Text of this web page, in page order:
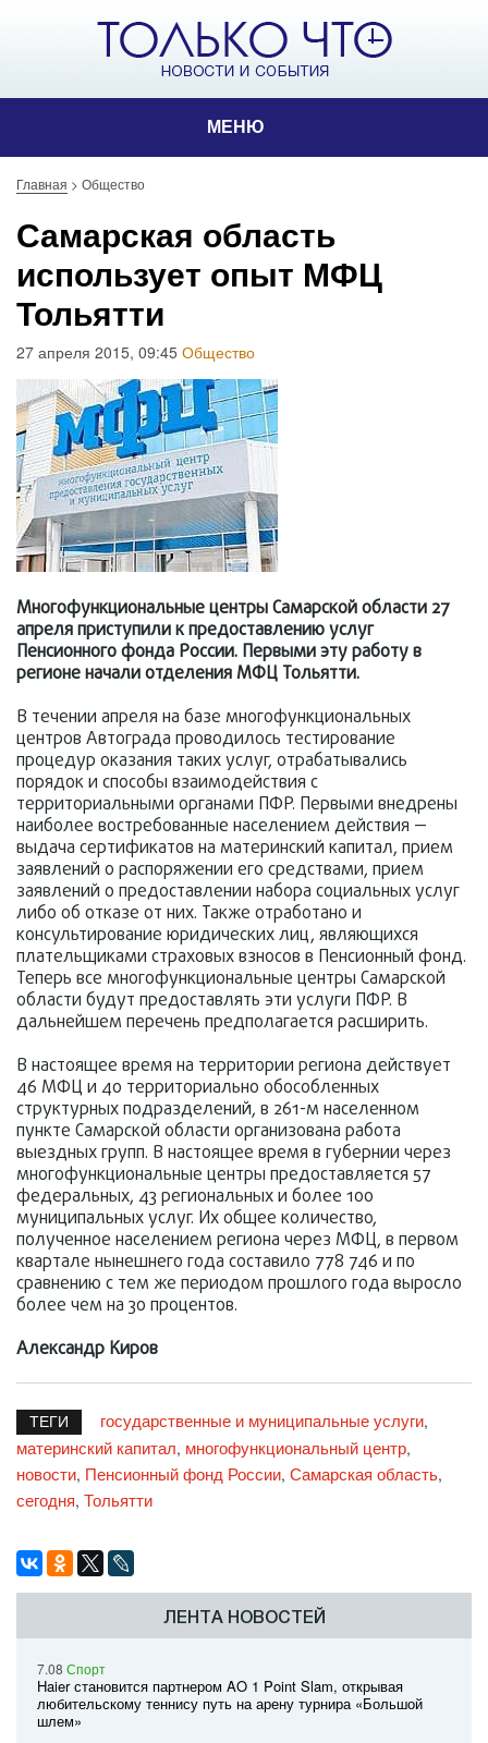
МЕНЮ
Главная > Общество
Самарская область
использует опыт МФЦ
Тольятти
27 апреля 2015, 09:45 Общество
Многофункциональные центры Самарской области 27
апреля приступили к предоставлению услуг
Пенсионного фонда России. Первыми эту работу в
регионе начали отделения МФЦ Тольятти.
В течении апреля на базе многофункциональных
центров Автограда проводилось тестирование
процедур оказания таких услуг, отрабатывались
порядок и способы взаимодействия с
территориальными органами ПФР. Первыми внедрены
наиболее востребованные населением действия —
выдача сертификатов на материнский капитал, прием
заявлений о распоряжении его средствами, прием
заявлений о предоставлении набора социальных услуг
либо об отказе от них. Также отработано и
консультирование юридических лиц, являющихся
плательщиками страховых взносов в Пенсионный фонд.
Теперь все многофункциональные центры Самарской
области будут предоставлять эти услуги ПФР. В
дальнейшем перечень предполагается расширить.
В настоящее время на территории региона действует
46 МФЦ и 40 территориально обособленных
структурных подразделений, в 261-м населенном
пункте Самарской области организована работа
выездных групп. В настоящее время в губернии через
многофункциональные центры предоставляется 57
федеральных, 43 региональных и более 100
муниципальных услуг. Их общее количество,
полученное населением региона через МФЦ, в первом
квартале нынешнего года составило 778 746 и по
сравнению с тем же периодом прошлого года выросло
более чем на 30 процентов.
Александр Киров
ТЕГИ государственные и муниципальные услуги,
материнский капитал, многофункциональный центр,
новости, Пенсионный фонд России, Самарская область,
сегодня, Тольятти
ЛЕНТА НОВОСТЕЙ
7.08 Спорт
Haier становится партнером AO 1 Point Slam, открывая
любительскому теннису путь на арену турнира «Большой
шлем»